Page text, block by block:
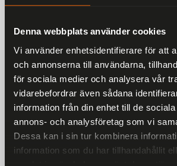
Denna webbplats använder cookies
Vi använder enhetsidentifierare för att
och annonserna till användarna,
för sociala medier och analysera vår
vidarebefordrar även sådana
information från din enhet till de
annons- och analysföretag som vi
Dessa kan i sin tur kombinera
information som du har tillhandahållit
FRAKTFRITT
På alla ordrar över 2000 kr
1-3 DAGAR LEVERANS
Inom Sverige med DHL
SÄKRA BETALNINGAR
Betalkort, Klarna eller Swish